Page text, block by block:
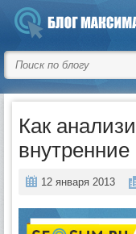
Как
12 января 2013